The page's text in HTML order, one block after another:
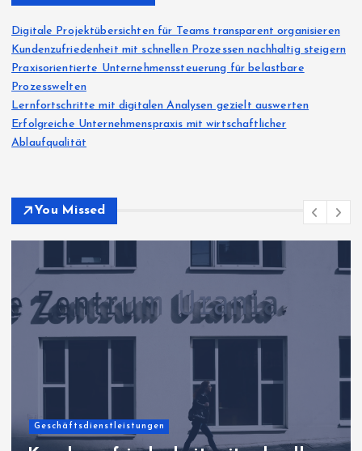
Digitale Projektübersichten für Teams transparent organisieren
Kundenzufriedenheit mit schnellen Prozessen nachhaltig steigern
Praxisorientierte Unternehmenssteuerung für belastbare
Prozesswelten
Lernfortschritte mit digitalen Analysen gezielt auswerten
Erfolgreiche Unternehmenspraxis mit wirtschaftlicher
Ablaufqualität
You Missed
Geschäftsdienstleistungen